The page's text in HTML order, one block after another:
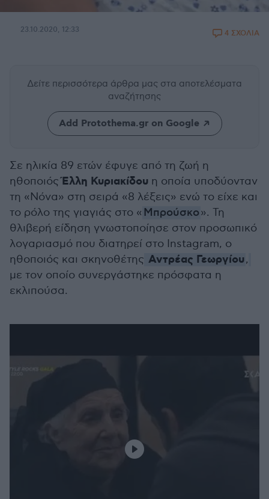
23.10.2020, 12:33 4 ΣΧΟΛΙΑ
Δείτε περισσότερα άρθρα μας στα αποτελέσματα
αναζήτησης
Add Protothema.gr on Google
Σε ηλικία 89 ετών έφυγε από τη ζωή η
ηθοποιόςΈλλη Κυριακίδου η οποία υποδύονταν
τη «Νόνα» στη σειρά «8 λέξεις» ενώ το είχε και
το ρόλο της γιαγιάς στο « Μπρούσκο». Τη
θλιβερή είδηση γνωστοποίησε στον προσωπικό
λογαριασμό που διατηρεί στο Ιnstagram, ο
ηθοποιός και σκηνοθέτης Αντρέας Γεωργίου,
με τον οποίο συνεργάστηκε πρόσφατα η
εκλιπούσα.